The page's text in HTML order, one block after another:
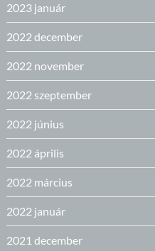
2023 január
2022 december
2022 november
2022 szeptember
2022 június
2022 április
2022 március
2022 január
2021 december